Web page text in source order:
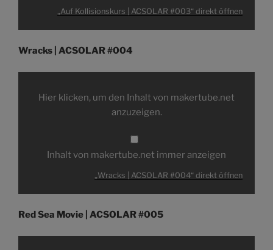
„Auf Kollisionskurs | ACSOLAR #003“ direkt öffnen
Wracks | ACSOLAR #004
„Wracks
ACSOLAR
#004“Hier klicken, um den Inhalt von makertube.net
anzuzeigen.
Inhalt von makertube.net immer anzeigen
„Wracks | ACSOLAR #004“ direkt öffnen
Red Sea Movie | ACSOLAR #005
„Red